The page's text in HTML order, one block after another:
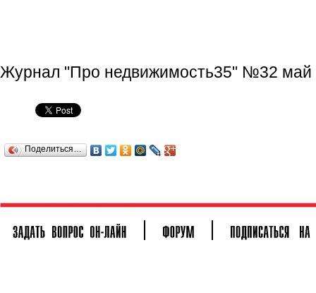
Журнал "Про недвижимость35" №32 май
Поделиться…